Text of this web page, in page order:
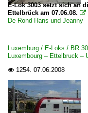
E-Lok 3003 setzt sich an
Ettelbrück am 07.06.08. 
De Rond Hans und Jeanny
Luxemburg / E-Loks / BR
Luxembourg – Ettelbruck –
 1254. 07.06.2008